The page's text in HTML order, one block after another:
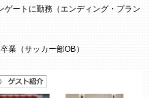
ゲートに勤務（エンディング・プラン
業（サッカー部OB）